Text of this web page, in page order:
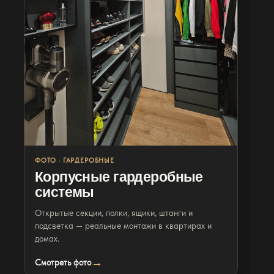
ФОТО · ГАРДЕРОБНЫЕ
Корпусные гардеробные
системы
Открытые секции, полки, ящики, штанги и
подсветка — реальные монтажи в квартирах и
домах.
Смотреть фото